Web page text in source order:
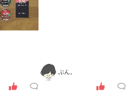
ぶん。